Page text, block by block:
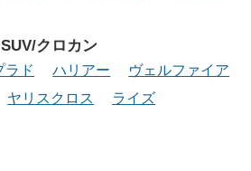
SUV/クロカン
ラド ハリアー
ヴェルファイア
ヤリスクロス
ライズ